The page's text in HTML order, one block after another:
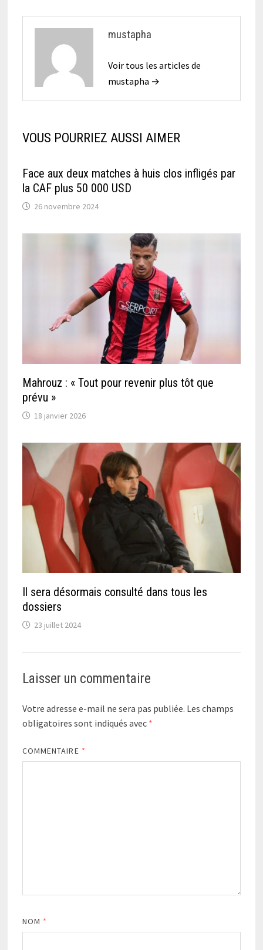
mustapha
Voir tous les articles de
mustapha →
VOUS POURRIEZ AUSSI AIMER
Face aux deux matches à huis clos infligés par
la CAF plus 50 000 USD
26 novembre 2024
Mahrouz : « Tout pour revenir plus tôt que
prévu »
18 janvier 2026
Il sera désormais consulté dans tous les
dossiers
23 juillet 2024
Laisser un commentaire
Votre adresse e-mail ne sera pas publiée. Les champs
obligatoires sont indiqués avec *
COMMENTAIRE *
NOM *